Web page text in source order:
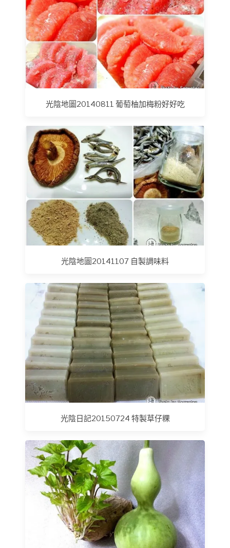
光陰地圖20140811 葡萄柚加梅粉好好吃
光陰地圖20141107 自製調味料
光陰日記20150724 特製草仔粿